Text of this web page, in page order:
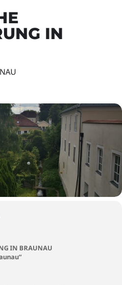
IN
IN BRAUNAU